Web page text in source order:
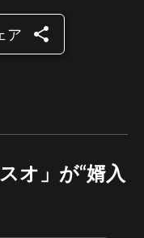
ア share
オ」が“婿入